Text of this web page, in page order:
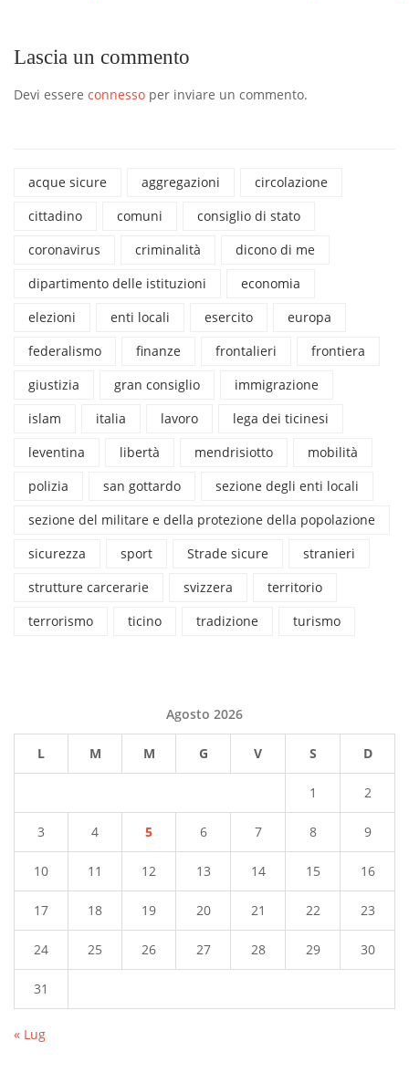
Lascia un commento
Devi essere connesso per inviare un commento.
acque sicure aggregazioni
circolazione
cittadino
comuni
consiglio di stato
coronavirus
criminalità
dicono di me
dipartimento delle istituzioni
economia
elezioni
enti locali esercito
europa
federalismo
finanze frontalieri
frontiera
giustizia
gran consiglio
immigrazione
islam
italia lavoro
lega dei ticinesi
leventina
libertà mendrisiotto
mobilità
polizia
san gottardo
sezione degli enti locali
sezione del militare e della protezione della popolazione
sicurezza
sport Strade sicure
stranieri
strutture carcerarie
svizzera
territorio
terrorismo
ticino tradizione turismo
Agosto 2026
L M M G V S D
1 2
3 4 5 6 7 8 9
10 11 12 13 14 15 16
17 18 19 20 21 22 23
24 25 26 27 28 29 30
31
« Lug